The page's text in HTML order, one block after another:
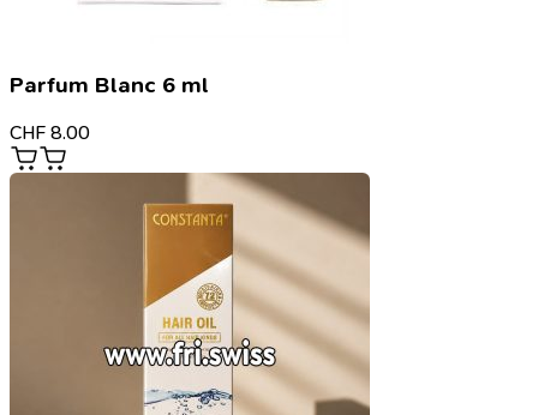
Parfum Blanc 6 ml
CHF 8.00